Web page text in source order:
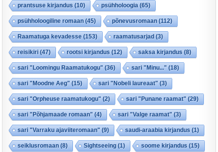
prantsuse kirjandus (10) psühholoogia (65)
psühholoogiline romaan (45) põnevusromaan (112)
Raamatuga kevadesse (153) raamatusarjad (3)
reisikiri (47) rootsi kirjandus (12) saksa kirjandus (8)
sari "Loomingu Raamatukogu" (36) sari "Minu..." (18)
sari "Moodne Aeg" (15) sari "Nobeli laureaat" (3)
sari "Orpheuse raamatukogu" (2) sari "Punane raamat" (29)
sari "Põhjamaade romaan" (4) sari "Valge raamat" (3)
sari "Varraku ajaviiteromaan" (9) saudi-araabia kirjandus (1)
seiklusromaan (8) Sightseeing (1) soome kirjandus (15)